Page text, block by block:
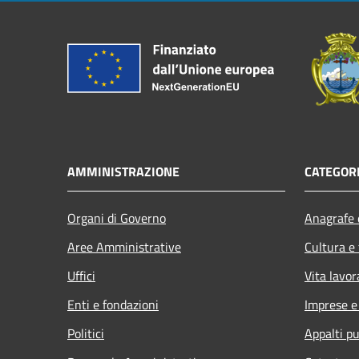
AMMINISTRAZIONE
Organi di Governo
Aree Amministrative
Uffici
Enti e fondazioni
Politici
Cultura
Vita
Imprese
Appalti